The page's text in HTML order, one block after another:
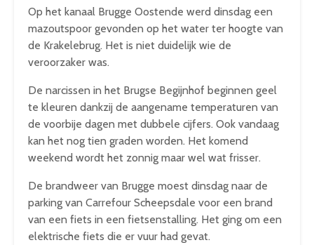
Op het kanaal Brugge Oostende werd dinsdag een
mazoutspoor gevonden op het water ter hoogte van
de Krakelebrug. Het is niet duidelijk wie de
veroorzaker was.
De narcissen in het Brugse Begijnhof beginnen geel
te kleuren dankzij de aangename temperaturen van
de voorbije dagen met dubbele cijfers. Ook vandaag
kan het nog tien graden worden. Het komend
weekend wordt het zonnig maar wel wat frisser.
De brandweer van Brugge moest dinsdag naar de
parking van Carrefour Scheepsdale voor een brand
van een fiets in een fietsenstalling. Het ging om een
elektrische fiets die er vuur had gevat.